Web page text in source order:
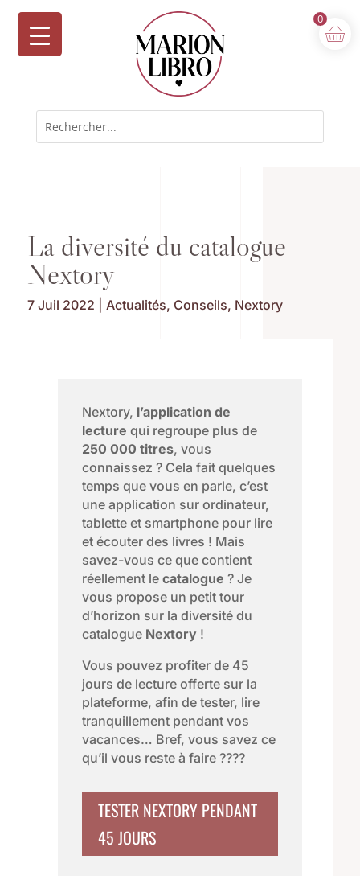
La diversité du catalogue
Nextory
7 Juil 2022 Actualités, Conseils, Nextory
Nextory, l’application de
lecture qui regroupe plus de
250 000 titres, vous
connaissez ? Cela fait quelques
temps que vous en parle, c’est
une application sur ordinateur,
tablette et smartphone pour lire
et écouter des livres ! Mais
savez-vous ce que contient
réellement le catalogue ? Je
vous propose un petit tour
d’horizon sur la diversité du
catalogue Nextory!
Vous pouvez profiter de 45
jours de lecture offerte sur la
plateforme, afin de tester, lire
tranquillement pendant vos
vacances… Bref, vous savez ce
qu’il vous reste à faire ????
TESTER NEXTORY PENDANT
45 JOURS
0